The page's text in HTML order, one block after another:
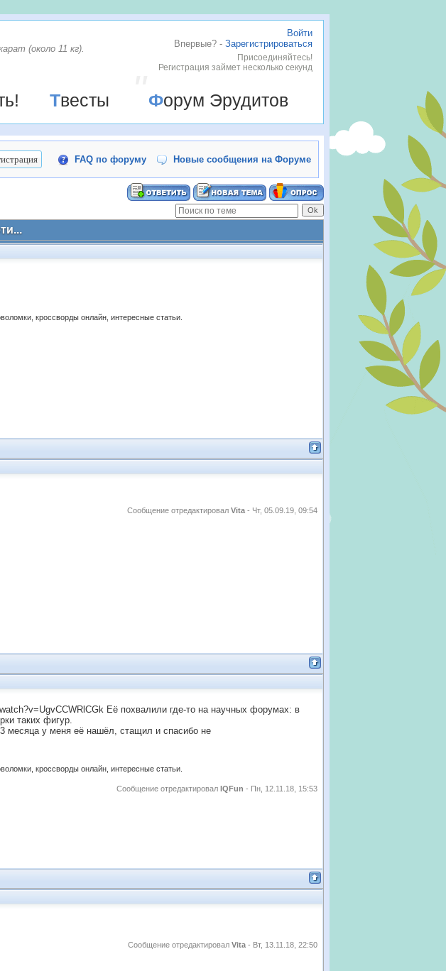
Войти
Впервые? - Зарегистрироваться
Присоединяйтесь!
Регистрация займет несколько секунд
(около 11 кг).
Твесты Форум Эрудитов
FAQ по форуму Новые сообщения на Форуме
кроссворды онлайн, интересные статьи.
Сообщение отредактировал Vita - Чт, 05.09.19, 09:54
Её похвалили где-то на научных форумах: в
таких фигур.
месяца у меня её нашёл, стащил и спасибо не
кроссворды онлайн, интересные статьи.
Сообщение отредактировал IQFun - Пн, 12.11.18, 15:53
Сообщение отредактировал Vita - Вт, 13.11.18, 22:50